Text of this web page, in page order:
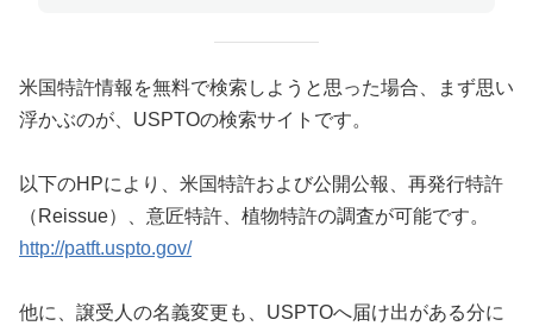
米国特許情報を無料で検索しようと思った場合、まず思い
浮かぶのが、USPTOの検索サイトです。
以下のHPにより、米国特許および公開公報、再発行特許
（Reissue）、意匠特許、植物特許の調査が可能です。
http://patft.uspto.gov/
他に、譲受人の名義変更も、USPTOへ届け出がある分に